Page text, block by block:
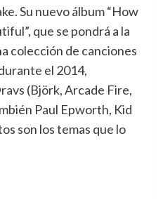
Su nuevo álbum “How
que se pondrá a la
colección de canciones
el 2014,
(Björk, Arcade Fire,
Paul Epworth, Kid
son los temas que lo